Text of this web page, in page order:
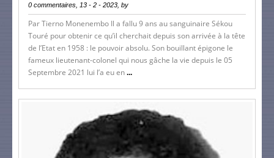
0 commentaires, 13 - 2 - 2023, by
Par Tierno Monenembo Il a fallu 9 ans au sanguinaire Sékou
Touré pour obtenir ce qu’il cherchait depuis son arrivée à la tête
de l’Etat en 1958 : le pouvoir absolu. Son bouillant épigone le
fameux lieutenant-colonel qui nous gâche la vie depuis le 05
Septembre 2021 lui l’a eu en...